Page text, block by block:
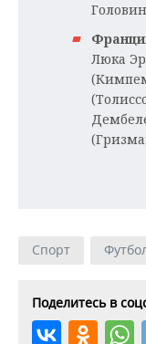
Люка
Спорт
Поделитесь в